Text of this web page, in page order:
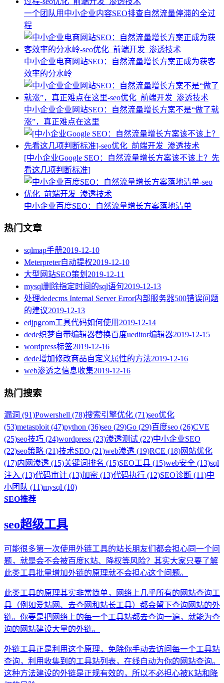
一个团队用中小企业内容SEO排查自然流量停滞的全过
程
中小企业电商网站SEO：自然流量增长方案正成为获客
效率的分水岭
中小企业企业网站SEO：自然流量增长方案不是“做了就
涨”，真正难点在这里
[中小企业Google SEO：自然流量增长方案该不该上？先
看这几项判断标准]
中小企业百度SEO：自然流量增长方案落地清单
热门文章
sqlmap手册2019-12-10
Meterpreter自动提权2019-12-10
大型网站SEO策划 2019-12-11
mysql删除指定时间的sql语句2019-12-13
处理dedecms Internal Server Error内部服务器500错误问题
的建议2019-12-13
edjpgcom工具代码如何使用 2019-12-14
dede织梦自带编辑器替换百度ueditor编辑器2019-12-15
wordpress标签2019-12-16
dede增加修改商品自定义属性的方法2019-12-16
web渗透之信息收集2019-12-16
热门搜索
漏洞 (91)Powershell (78)搜索引擎优化 (71)seo优化
(53)metasploit (47)python (36)seo (29)Go (29)百度seo (26)CVE
(25)seo技巧 (24)wordpress (23)渗透测试 (22)中小企业SEO
(22)seo策略 (21)技术SEO (21)web渗透 (19)RCE (18)网站优化
(17)内网渗透 (15)关键词排名 (15)SEO工具 (15)web安全 (13)sql
注入 (13)代码审计 (13)加密 (13)代码执行 (12)SEO诊断 (11)中
小团队 (11)mysql (10)
SEO推荐
seo超级工具
可能很多第一次使用外链工具的站长朋友们都会担心同一个问
题，就是会不会被百度K站、降权等风险？其实大家只要了解
此类工具批量增加外链的原理就不会担心这个问题。
此类工具的原理其实非常简单，网络上几乎所有的网站查询工
具（例如爱站网、去查网和站长工具）都会留下查询网站的外
链。你要是把网络上的每一个工具站都去查询一遍，就能为查
询的网站建设大量的外链。
外链工具正是利用这个原理，免除你手动去访问每一个工具站
查询，利用收集到的工具站列表，在线自动为你的网站查询。
这种方法建设的外链是正规有效的，所以不必担心被K站和降